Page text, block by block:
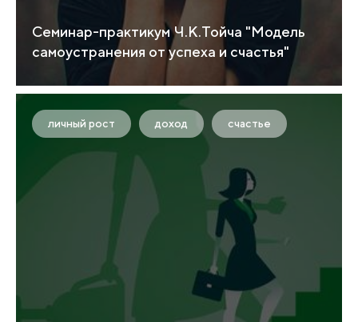
Семинар-практикум Ч.К.Тойча "Модель
самоустранения от успеха и счастья"
личный рост доход счастье